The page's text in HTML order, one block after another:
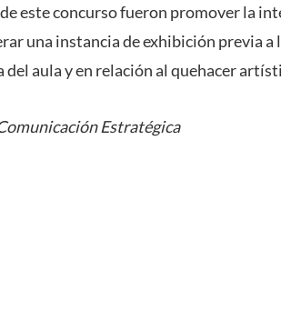
este concurso fueron promover la
una instancia de exhibición previa
del aula y en relación al quehacer
Estratégica